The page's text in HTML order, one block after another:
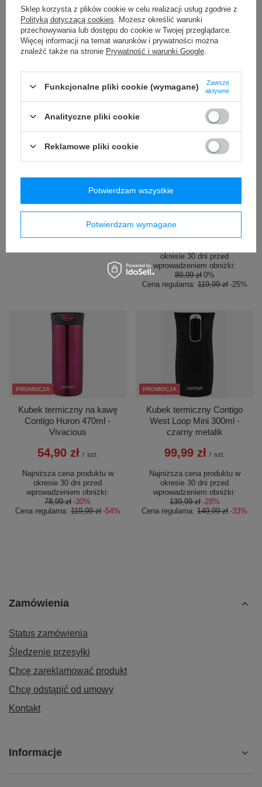
Najniższa cena produktu w
okresie 30 dni przed
wprowadzeniem obniżki:
129,99 zł -23%
Najniższa cena produktu w
okresie 30 dni przed
wprowadzeniem obniżki:
79,99 zł -7%
Cena regularna:119,99 zł
antykradzieżowa Pacsafe
Vibe 100 - Szara
/ szt.
OKAZJA
Contigo Ashland 2.0 Chill 720
ml Violet
89,99 zł
okresie 30 dni przed
wprowadzeniem obniżki:
89,99 zł 0%
Cena regularna:119,99 zł -25%
PROMOCJA
Kubek termiczny na kawę
Contigo Huron 470ml -
Vivacious
54,90 zł / szt.
Najniższa cena produktu w
okresie 30 dni przed
wprowadzeniem obniżki:
78,99 zł -30%
Cena regularna:119,99 zł -54%
PROMOCJA
Kubek termiczny Contigo
West Loop Mini 300ml -
czarny metalik
99,99 zł / szt.
Najniższa cena produktu w
okresie 30 dni przed
wprowadzeniem obniżki:
139,99 zł -28%
Cena regularna: 149,99 zł -33%
Zamówienia
Status zamówienia
Śledzenie przesyłki
Chcę zareklamować produkt
Chcę odstąpić od umowy
Kontakt
Informacje
Sklep korzysta z plików cookie w celu realizacji usług zgodnie z
Polityką dotyczącą cookies . Możesz określić warunki
przechowywania lub dostępu do cookie w Twojej przeglądarce.
Więcej informacji na temat warunków i prywatności można
znaleźć także na stronie Prywatność i warunki Google
Funkcjonalne pliki cookie (wymagane)
Zawsze
aktywne
Analityczne pliki cookie
Reklamowe pliki cookie
Potwierdzam wymagane
Potwierdzam wszystkie